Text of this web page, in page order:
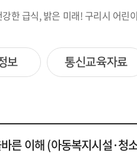
강한 급식, 밝은 미래! 구리시 어린
보 통신교육자료
른 이해 (아동복지시설·청